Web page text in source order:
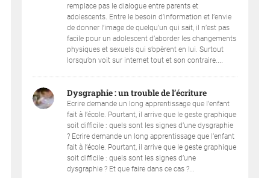
remplace pas le dialogue entre parents et
adolescents. Entre le besoin d’information et l’envie
de donner l’image de quelqu’un qui sait, il n’est pas
facile pour un adolescent d’aborder les changements
physiques et sexuels qui s’opèrent en lui. Surtout
lorsqu’on voit sur internet tout et son contraire....
Dysgraphie : un trouble de l’écriture
Ecrire demande un long apprentissage que l’enfant
fait à l’école. Pourtant, il arrive que le geste graphique
soit difficile : quels sont les signes d’une dysgraphie
? Ecrire demande un long apprentissage que l’enfant
fait à l’école. Pourtant, il arrive que le geste graphique
soit difficile : quels sont les signes d’une
dysgraphie ? Et que faire dans ce cas ?...